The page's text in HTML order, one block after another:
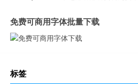
免费可商用字体批量下载
标签